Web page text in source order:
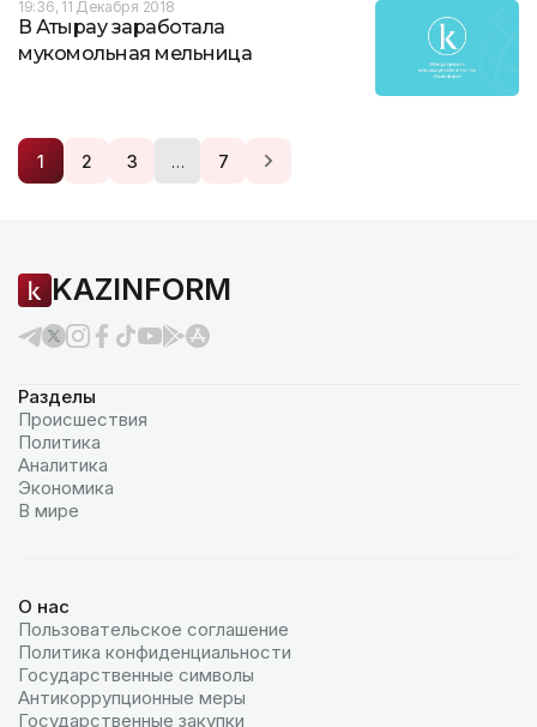
19:36, 11 Декабря 2018
В Атырау заработала
мукомольная мельница
1 2 3 … 7
KAZINFORM
Разделы
Происшествия
Политика
Аналитика
Экономика
В мире
О нас
Пользовательское соглашение
Политика конфиденциальности
Государственные символы
Антикоррупционные меры
Государственные закупки